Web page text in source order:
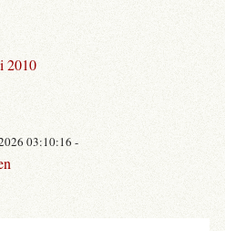
2010
03:10:16 -